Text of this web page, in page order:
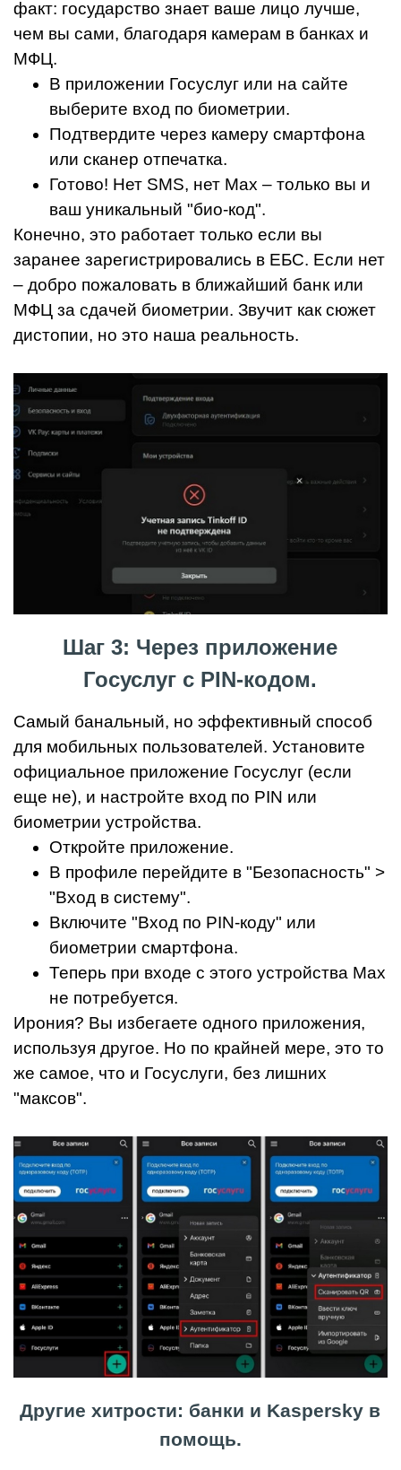
факт: государство знает ваше лицо лучше,
чем вы сами, благодаря камерам в банках и
МФЦ.
В приложении Госуслуг или на сайте
выберите вход по биометрии.
Подтвердите через камеру смартфона
или сканер отпечатка.
Готово! Нет SMS, нет Max – только вы и
ваш уникальный "био-код".
Конечно, это работает только если вы
заранее зарегистрировались в ЕБС. Если нет
– добро пожаловать в ближайший банк или
МФЦ за сдачей биометрии. Звучит как сюжет
дистопии, но это наша реальность.
Шаг 3: Через приложение
Госуслуг с PIN-кодом.
Самый банальный, но эффективный способ
для мобильных пользователей. Установите
официальное приложение Госуслуг (если
еще не), и настройте вход по PIN или
биометрии устройства.
Откройте приложение.
В профиле перейдите в "Безопасность" >
"Вход в систему".
Включите "Вход по PIN-коду" или
биометрии смартфона.
Теперь при входе с этого устройства Max
не потребуется.
Ирония? Вы избегаете одного приложения,
используя другое. Но по крайней мере, это то
же самое, что и Госуслуги, без лишних
"максов".
Другие хитрости: банки и Kaspersky в
помощь.